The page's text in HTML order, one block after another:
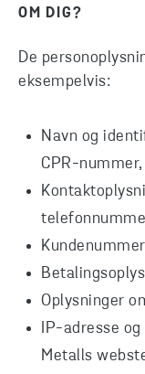
OM DIG?
De
eksempelvis:
Navn og
CPR-
Oplysninger
IP-adresse
Metalls